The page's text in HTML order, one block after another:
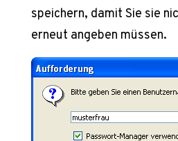
speichern, damit Sie sie
erneut angeben müssen.